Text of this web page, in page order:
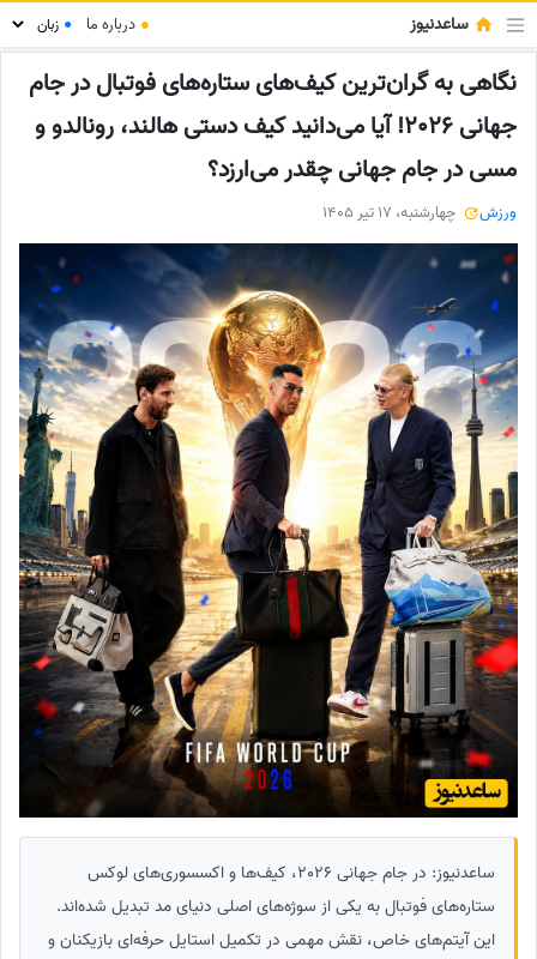
ساعدنیوز ● درباره ما ●
نگاهی به گران‌ترین کیف‌های ستاره‌های فوتبال در جام
جهانی 2026! آیا می‌دانید کیف دستی هالند، رونالدو و
مسی در جام جهانی چقدر می‌ارزد؟
ورزش چهارشنبه، 17 تیر 1405
ساعدنیوز: در جام جهانی 2026، کیف‌ها و اکسسوری‌های لوکس
ستاره‌های فوتبال به یکی از سوژه‌های اصلی دنیای مد تبدیل شده‌اند.
این آیتم‌های خاص، نقش مهمی در تکمیل استایل حرفه‌ای بازیکنان و